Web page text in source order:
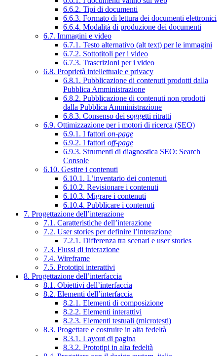
6.6.2. Tipi di documenti
6.6.3. Formato di lettura dei documenti elettronici
6.6.4. Modalità di produzione dei documenti
6.7. Immagini e video
6.7.1. Testo alternativo (alt text) per le immagini
6.7.2. Sottotitoli per i video
6.7.3. Trascrizioni per i video
6.8. Proprietà intellettuale e privacy
6.8.1. Pubblicazione di contenuti prodotti dalla
Pubblica Amministrazione
6.8.2. Pubblicazione di contenuti non prodotti
dalla Pubblica Amministrazione
6.8.3. Consenso dei soggetti ritratti
6.9. Ottimizzazione per i motori di ricerca (SEO)
6.9.1. I fattori on-page
6.9.2. I fattori off-page
6.9.3. Strumenti di diagnostica SEO: Search
Console
6.10. Gestire i contenuti
6.10.1. L’inventario dei contenuti
6.10.2. Revisionare i contenuti
6.10.3. Migrare i contenuti
6.10.4. Pubblicare i contenuti
7. Progettazione dell’interazione
7.1. Caratteristiche dell’interazione
7.2. User stories per definire l’interazione
7.2.1. Differenza tra scenari e user stories
7.3. Flussi di interazione
7.4. Wireframe
7.5. Prototipi interattivi
8. Progettazione dell’interfaccia
8.1. Obiettivi dell’interfaccia
8.2. Elementi dell’interfaccia
8.2.1. Elementi di composizione
8.2.2. Elementi interattivi
8.2.3. Elementi testuali (microtesti)
8.3. Progettare e costruire in alta fedeltà
8.3.1. Layout di pagina
8.3.2. Prototipi in alta fedeltà